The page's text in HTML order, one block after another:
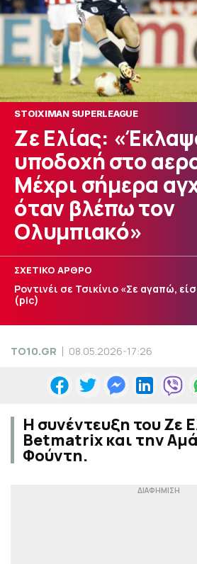
STOIXIMAN SUPERLEAGUE
Ζε Ελίας:
υποδοχή στο
Μέχρι σήμερα
όταν βλέπω τον
Ολυμπιακό»
ΣΧΕΤΙΚΟ ΑΡΘΡΟ
Ροντινέι σε Τσικίνιο «Σε αγαπώ,
(pic)
TO10.GR 08.05.2026-17:26
H συνέντευξη του Ζε
Betmatrix και την
Φούντη.